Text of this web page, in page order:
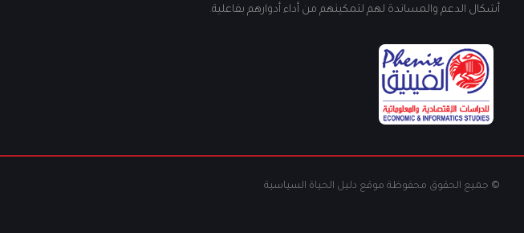
أشكال الدعم والمساندة لهم لتمكينهم من أداء أدوارهم بفاعلية.
© جميع الحقوق محفوظة موقع دليل الحياة السياسية